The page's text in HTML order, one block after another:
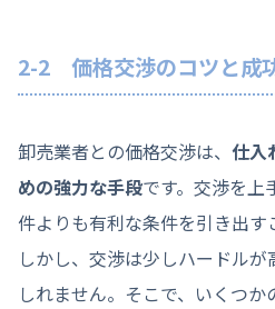
2-2 価格交渉のコツと成
卸売業者との価格交渉は、 仕入
めの強力な手段です。交渉を上
件よりも有利な条件を引き出す
しかし、交渉は少しハードル
しれません。そこで、いくつか